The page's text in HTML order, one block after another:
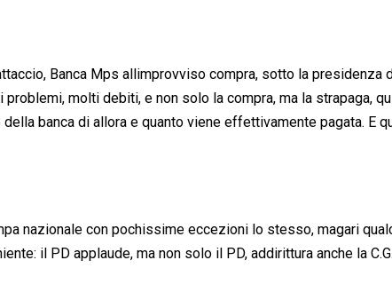
Banca Mps allimprovviso compra, sotto la presidenza
molti debiti, e non solo la compra, ma la strapaga, qui
banca di allora e quanto viene effettivamente pagata. E
nazionale con pochissime eccezioni lo stesso, magari
il PD applaude, ma non solo il PD, addirittura anche la